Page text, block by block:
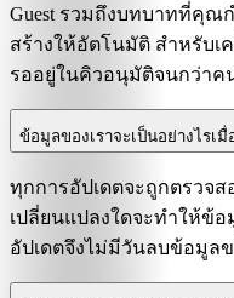
Guest รวมถึงบทบาทที่คุณ
สร้างให้อัตโนมัติ สำหรับเ
รออยู่ในคิวอนุมัติจนกว่า
ข้อมูลของเราจะเป็นอย่างไรเ
ทุกการอัปเดตจะถูกตรวจ
เปลี่ยนแปลงใดจะทำให้ข้
อัปเดตจึงไม่มีวันลบข้อมูล